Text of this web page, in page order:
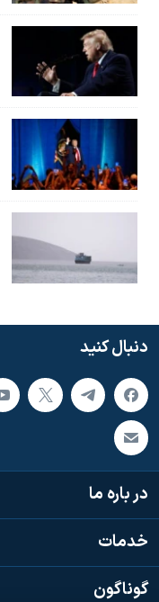
دنبال کنید
در باره ما
خدمات
گوناگون